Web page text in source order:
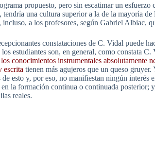
propuesto, pero sin escatimar un
tendría una cultura superior a la de la mayoría
incluso, a los profesores, según Gabriel Albiac,
constataciones de C. Vidal puede
estudiantes son, en general, como constata
conocimientos instrumentales absolutamente
escrita tienen más agujeros que un queso
de esto y, por eso, no manifiestan ningún interés
la formación continua o continuada posterior;
reales.